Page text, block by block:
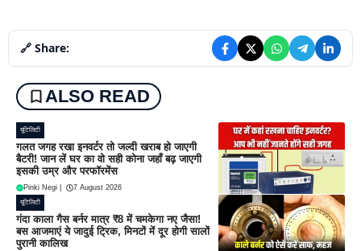
🔗 Share:
ALSO READ
यूटिलिटी
गलत जगह रखा इनवर्टर तो जल्दी खराब हो जाएगी
बैटरी! जान लें घर का वो सही कोना जहाँ बढ़ जाएगी
इसकी उम्र और परफॉरमेंस
Pinki Negi 7 August 2026
यूटिलिटी
गंदा काला गैस बर्नर मात्र ₹8 में चमकेगा नए जैसा!
बस आजमाएं ये जादुई ट्रिक, मिनटों में दूर होगी सालों
पुरानी कालिख